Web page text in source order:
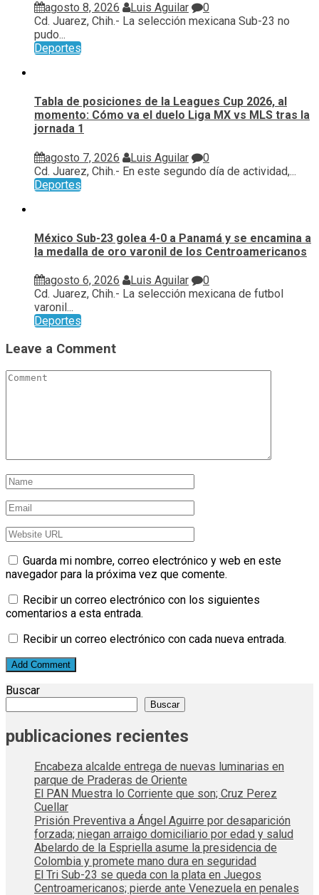
agosto 8, 2026 Luis Aguilar
0
Cd. Juarez, Chih.- La selección mexicana Sub-23 no
pudo...
Deportes
Tabla de posiciones de la Leagues Cup 2026, al
momento: Cómo va el duelo Liga MX vs MLS tras la
jornada 1
agosto 7, 2026 Luis Aguilar
0
Cd. Juarez, Chih.- En este segundo día de actividad,...
Deportes
México Sub-23 golea 4-0 a Panamá y se encamina a
la medalla de oro varonil de los Centroamericanos
agosto 6, 2026 Luis Aguilar
0
Cd. Juarez, Chih.- La selección mexicana de futbol
varonil...
Deportes
Leave a Comment
Guarda mi nombre, correo electrónico y web en este
navegador para la próxima vez que comente.
Recibir un correo electrónico con los siguientes
comentarios a esta entrada.
Recibir un correo electrónico con cada nueva entrada.
Buscar
Buscar
publicaciones recientes
Encabeza alcalde entrega de nuevas luminarias en
parque de Praderas de Oriente
El PAN Muestra lo Corriente que son; Cruz Perez
Cuellar
Prisión Preventiva a Ángel Aguirre por desaparición
forzada; niegan arraigo domiciliario por edad y salud
Abelardo de la Espriella asume la presidencia de
Colombia y promete mano dura en seguridad
El Tri Sub-23 se queda con la plata en Juegos
Centroamericanos; pierde ante Venezuela en penales